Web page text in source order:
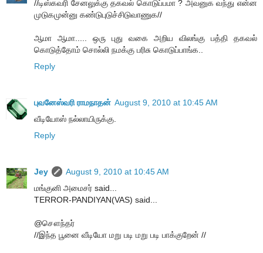
//டிஸ்கவரி சேனலுக்கு தகவல் கொடுப்பமா ? அவனுக வந்து என்ன
முடுகமுன்னு கண்டுபுடுச்சிடுவாணுக//
ஆமா ஆமா..... ஒரு புது வகை அறிய விலங்கு பத்தி தகவல்
கொடுத்தோம் சொல்லி நமக்கு பரிசு கொடுப்பாங்க..
Reply
புவனேஸ்வரி ராமநாதன் August 9, 2010 at 10:45 AM
வீடியோஸ் நல்லாயிருக்கு.
Reply
Jey
August 9, 2010 at 10:45 AM
மங்குனி அமைசர் said...
TERROR-PANDIYAN(VAS) said...
@சௌந்தர்
//இந்த பூனை வீடியோ மறு படி மறு படி பாக்குறேன் //